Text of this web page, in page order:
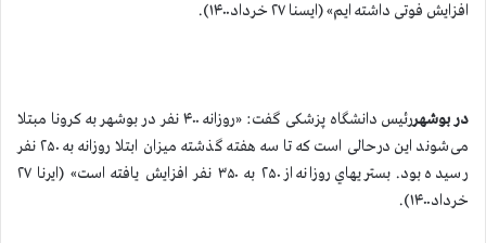
افزایش فوتی داشته ایم» (ایسنا ۲۷ خرداد۱۴۰۰).
دربوشهر
رئیس دانشگاه پزشکی گفت: «روزانه ۴۰۰ نفر در بوشهر به کرونا مبتلا
می‌شوند این درحالی است که تا سه هفته گذشته میزان ابتلا روزانه به ۲۵۰ نفر
رسیده بود. بستریهاي روزانه از ۲۵۰ به ۳۵۰ نفر افزایش یافته است» (ایرنا ۲۷
خرداد۱۴۰۰).